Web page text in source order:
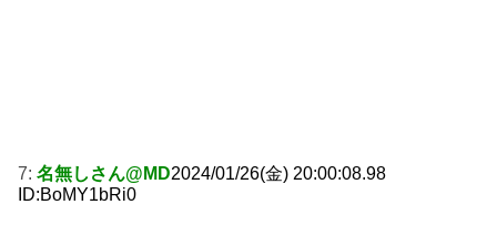
7: 名無しさん@MD2024/01/26(金) 20:00:08.98
ID:BoMY1bRi0